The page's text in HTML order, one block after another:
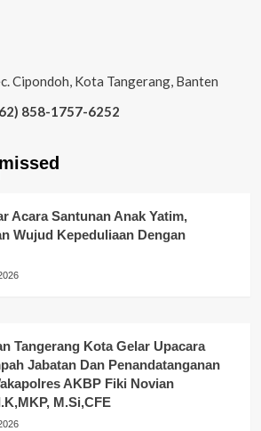
Cipondoh, Kota Tangerang, Banten
858-1757-6252
Acara Santunan Anak Yatim,
Wujud Kepeduliaan Dengan
Tangerang Kota Gelar Upacara
Jabatan Dan Penandatanganan
AKBP Fiki Novian
M.Si,CFE